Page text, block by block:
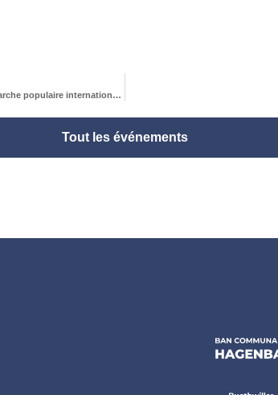
L’AS Hagenbach-Buethwiller organisait sa 33ème marche populaire internationale
Tout les événements